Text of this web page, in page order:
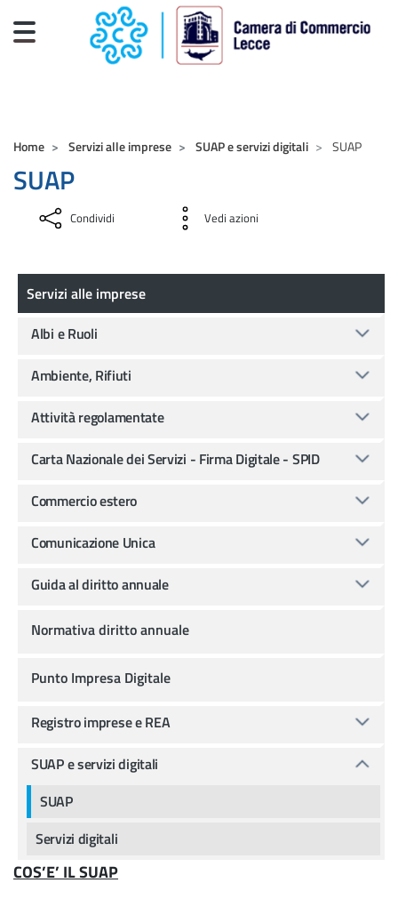
Salta al contenuto principale
Home Servizi alle imprese SUAP e servizi digitali SUAP
SUAP
Condividi Vedi azioni
COS’E’ IL SUAP
Servizi alle imprese
Servizi alle imprese
Albi e Ruoli
Ambiente, Rifiuti
Attività regolamentate
Carta Nazionale dei Servizi - Firma Digitale - SPID
Commercio estero
Comunicazione Unica
Guida al diritto annuale
Normativa diritto annuale
Punto Impresa Digitale
Registro imprese e REA
SUAP e servizi digitali
SUAP
Servizi digitali